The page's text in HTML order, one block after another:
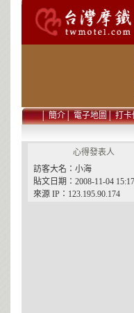
│簡介│電子地圖│打卡
心得發表人
訪客大名：小海
貼文日期：2008-11-04
來源 IP：123.195.90.174